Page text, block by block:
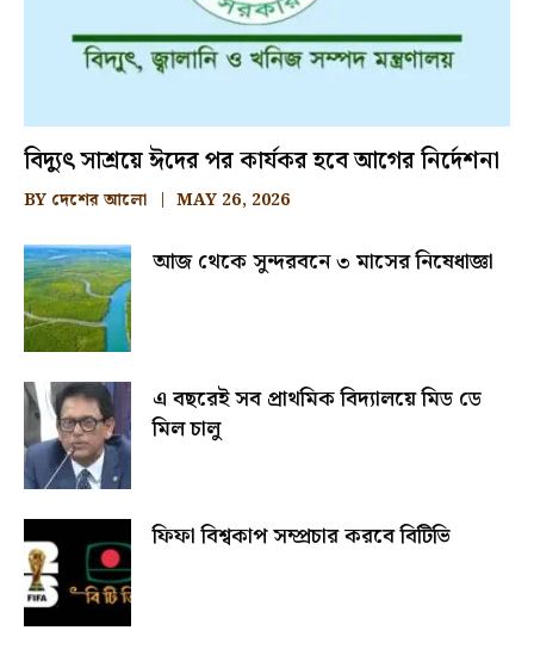
বিদ্যুৎ সাশ্রয়ে ঈদের পর কার্যকর হবে আগের নির্দেশনা
BY দেশের আলো MAY 26, 2026
আজ থেকে সুন্দরবনে ৩ মাসের নিষেধাজ্ঞা
এ বছরেই সব প্রাথমিক বিদ্যালয়ে মিড ডে
মিল চালু
ফিফা বিশ্বকাপ সম্প্রচার করবে বিটিভি